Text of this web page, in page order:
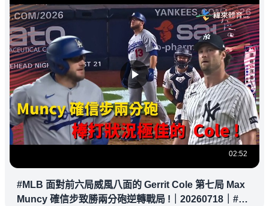
02:52
#MLB 面對前六局威風八面的 Gerrit Cole 第七局 Max
Muncy 確信步致勝兩分砲逆轉戰局 !｜20260718｜#洛